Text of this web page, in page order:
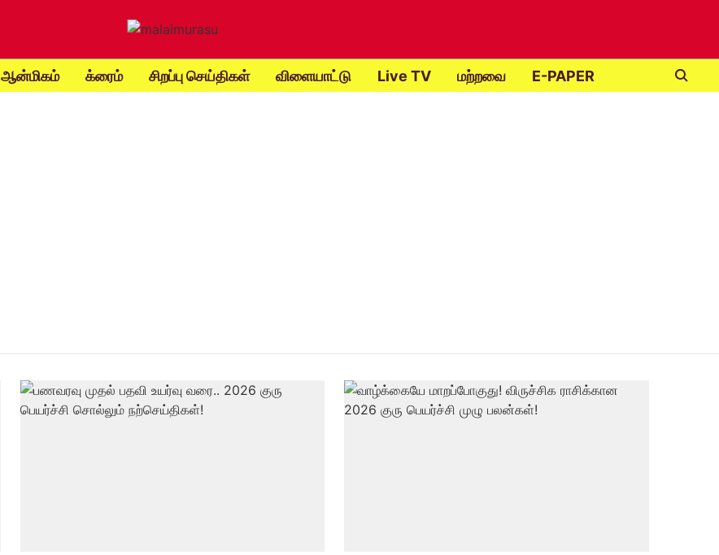
ஆன்மிகம் க்ரைம் சிறப்பு செய்திகள் விளையாட்டு Live TV மற்றவை E-PAPER